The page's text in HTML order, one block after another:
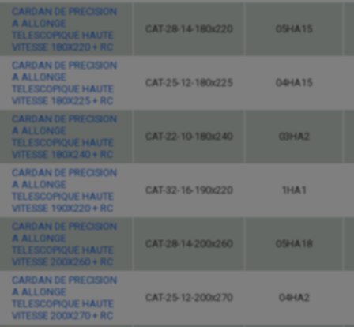
CARDAN DE PRECISION
A ALLONGE
TELESCOPIQUE HAUTE
VITESSE 180X220 + RC
CAT-28-14-180x220 05HA15
CARDAN DE PRECISION
A ALLONGE
TELESCOPIQUE HAUTE
VITESSE 180X225 + RC
CAT-25-12-180x225 04HA15
CARDAN DE PRECISION
A ALLONGE
TELESCOPIQUE HAUTE
VITESSE 180X240 + RC
CAT-22-10-180x240 03HA2
CARDAN DE PRECISION
A ALLONGE
TELESCOPIQUE HAUTE
VITESSE 190X220 + RC
CAT-32-16-190x220 1HA1
CARDAN DE PRECISION
A ALLONGE
TELESCOPIQUE HAUTE
VITESSE 200X260 + RC
CAT-28-14-200x260 05HA18
CARDAN DE PRECISION
A ALLONGE
TELESCOPIQUE HAUTE
VITESSE 200X270 + RC
CAT-25-12-200x270 04HA2